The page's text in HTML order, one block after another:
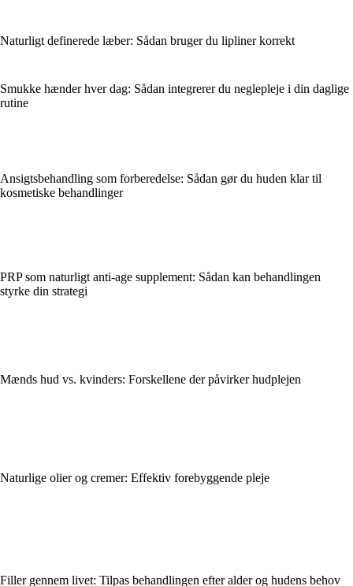
Naturligt definerede læber: Sådan bruger du lipliner korrekt
Smukke hænder hver dag: Sådan integrerer du neglepleje i din daglige
rutine
Ansigtsbehandling som forberedelse: Sådan gør du huden klar til
kosmetiske behandlinger
PRP som naturligt anti-age supplement: Sådan kan behandlingen
styrke din strategi
Mænds hud vs. kvinders: Forskellene der påvirker hudplejen
Naturlige olier og cremer: Effektiv forebyggende pleje
Filler gennem livet: Tilpas behandlingen efter alder og hudens behov